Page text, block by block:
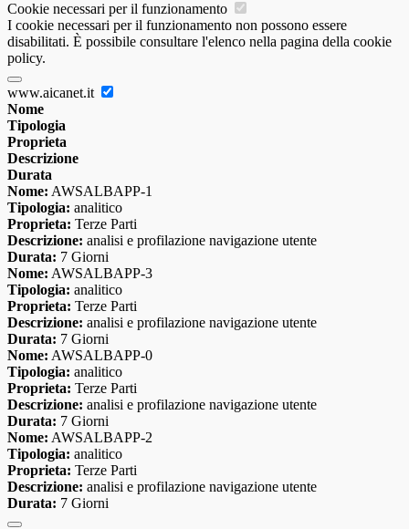
Cookie necessari per il funzionamento
I cookie necessari per il funzionamento non possono essere
disabilitati. È possibile consultare l'elenco nella pagina della cookie
policy.
www.aicanet.it
Nome
Tipologia
Proprieta
Descrizione
Durata
Nome: AWSALBAPP-1
Tipologia: analitico
Proprieta: Terze Parti
Descrizione: analisi e profilazione navigazione utente
Durata: 7 Giorni
Nome: AWSALBAPP-3
Tipologia: analitico
Proprieta: Terze Parti
Descrizione: analisi e profilazione navigazione utente
Durata: 7 Giorni
Nome: AWSALBAPP-0
Tipologia: analitico
Proprieta: Terze Parti
Descrizione: analisi e profilazione navigazione utente
Durata: 7 Giorni
Nome: AWSALBAPP-2
Tipologia: analitico
Proprieta: Terze Parti
Descrizione: analisi e profilazione navigazione utente
Durata: 7 Giorni